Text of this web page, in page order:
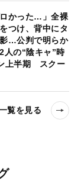
ロかった…」全裸
つけ、背中にタ
…公判で明らか
人の“陰キャ”時
上半期 スクー
覧を見る